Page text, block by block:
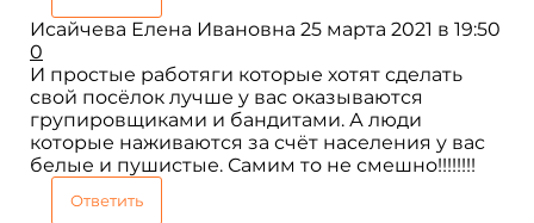
Исайчева Елена Ивановна 25 марта 2021 в 19:50
0
И простые работяги которые хотят сделать
свой посёлок лучше у вас оказываются
групировщиками и бандитами. А люди
которые наживаются за счёт населения у вас
белые и пушистые. Самим то не смешно!!!!!!!!
Ответить